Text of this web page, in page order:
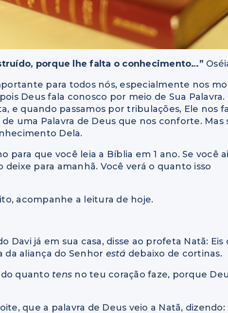
porque lhe falta o conhecimento…”
para todos nós, especialmente nos
Deus fala conosco por meio de Sua Palavra.
e quando passamos por tribulações, Ele nos
uma Palavra de Deus que nos conforte. Mas
Dela.
para que você leia a Bíblia em 1 ano. Se você
para amanhã. Você verá o quanto isso
acompanhe a leitura de hoje.
Davi já em sua casa, disse ao profeta Natã:
da aliança do Senhor está debaixo de cortinas.
quanto tens no teu coração faze, porque
que a palavra de Deus veio a Natã, dizendo: